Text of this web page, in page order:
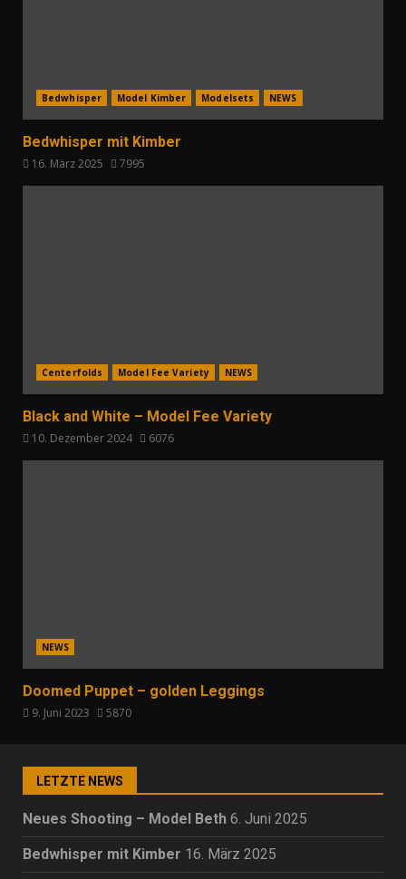
Bedwhisper Model Kimber Modelsets NEWS
Bedwhisper mit Kimber
16. März 2025 7995
Centerfolds Model Fee Variety NEWS
Black and White – Model Fee Variety
10. Dezember 2024 6076
NEWS
Doomed Puppet – golden Leggings
9. Juni 2023 5870
LETZTE NEWS
Neues Shooting – Model Beth 6. Juni 2025
Bedwhisper mit Kimber 16. März 2025